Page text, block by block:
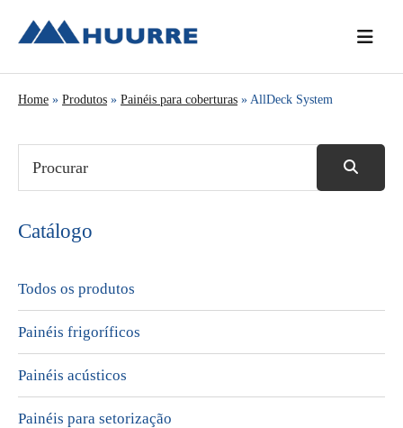
para
menu
content
para
barra
principal
Home » Produtos » Painéis para coberturas » AllDeck System
Catálogo
Todos os produtos
Painéis frigoríficos
Painéis acústicos
Painéis para setorização